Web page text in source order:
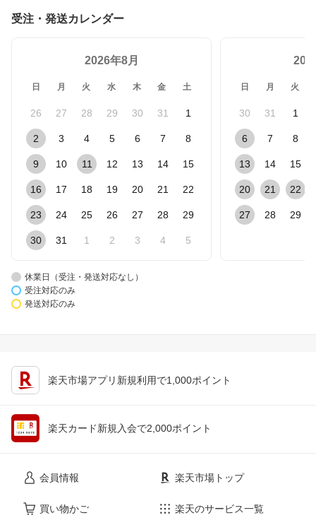
受注・発送カレンダー
2026年8月
日 月 火 水 木 金 土
26 27 28 29 30 31 1
2 3 4 5 6 7 8
9 10 11 12 13 14 15
16 17 18 19 20 21 22
23 24 25 26 27 28 29
30 31 1 2 3 4 5
日 月 火
30 31 1
6 7 8
13 14 15
20 21 22
27 28 29
休業日（受注・発送対応なし）
受注対応のみ
発送対応のみ
楽天市場アプリ新規利用で1,000ポイント
楽天カード新規入会で2,000ポイント
会員情報
買い物かご
楽天市場トップ
楽天のサービス一覧